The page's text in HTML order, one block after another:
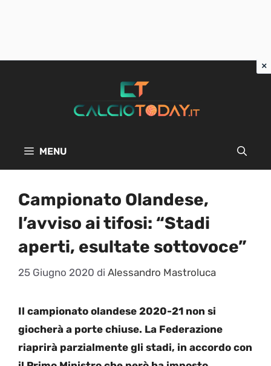
MENU
Campionato Olandese,
l’avviso ai tifosi: “Stadi
aperti, esultate sottovoce”
25 Giugno 2020 di Alessandro Mastroluca
Il campionato olandese 2020-21 non si
giocherà a porte chiuse. La Federazione
riaprirà parzialmente gli stadi, in accordo con